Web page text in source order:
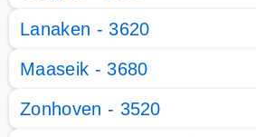
Lanaken - 3620
Maaseik - 3680
Zonhoven - 3520